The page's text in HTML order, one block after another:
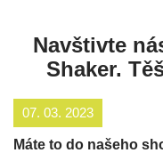
Navštivte
Shaker.
07. 03. 2023
Máte to do našeho